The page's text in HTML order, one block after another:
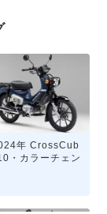
年 CrossCub
・カラーチェン